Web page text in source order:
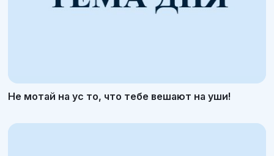
Не мотай на ус то, что тебе вешают на уши!